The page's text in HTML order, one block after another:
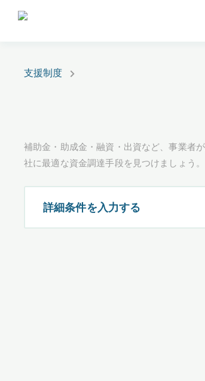
支援制度
補助金・助成金・融資・出資など、事業者
社に最適な資金調達手段を見つけましょう。
詳細条件を入力する